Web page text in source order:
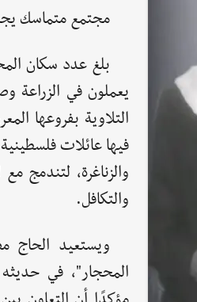
مجتمع متماسك
يعملون في الزراعة
التلاوية بفروعها
والزناغرة، لتندمج
والتكافل.
المحجار"، في